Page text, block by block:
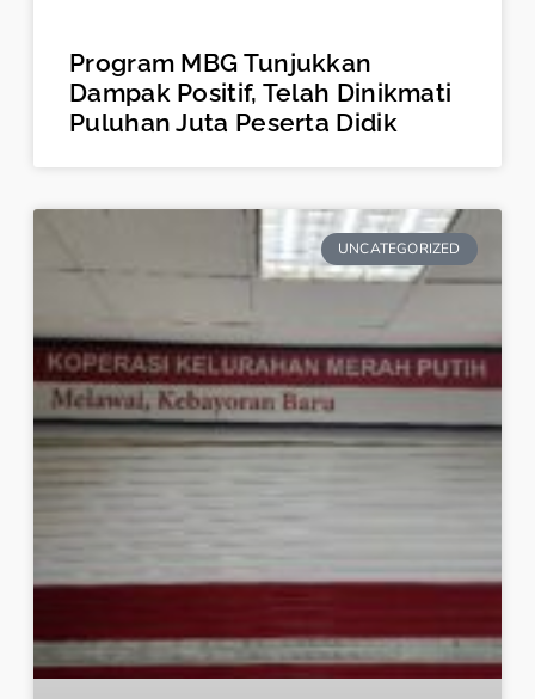
Program MBG Tunjukkan
Dampak Positif, Telah Dinikmati
Puluhan Juta Peserta Didik
UNCATEGORIZED